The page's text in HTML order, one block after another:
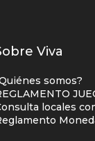
Viva
somos?
locales